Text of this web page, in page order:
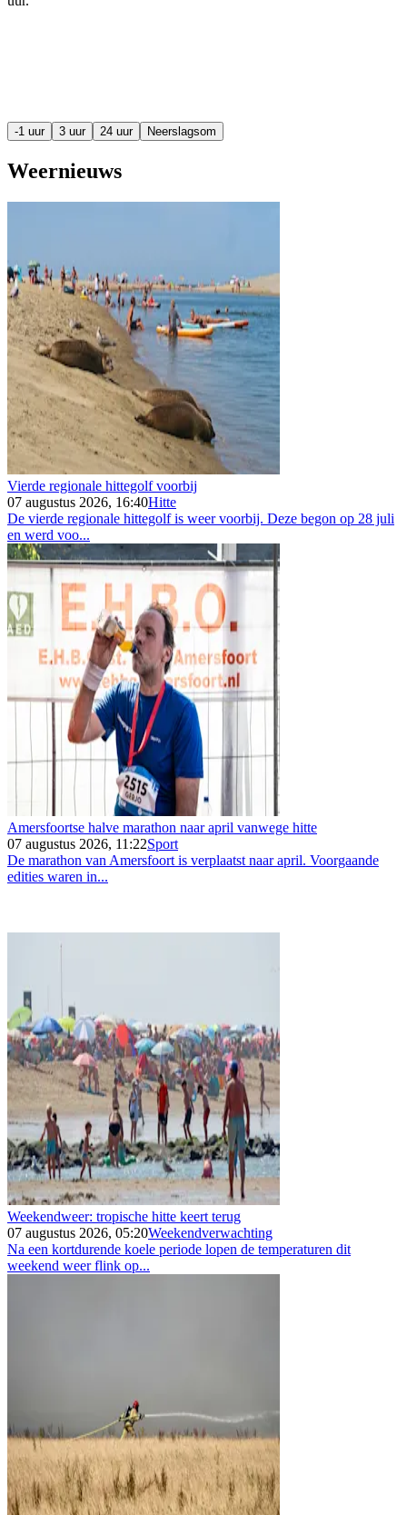
-1 uur 3 uur 24 uur Neerslagsom
Weernieuws
Vierde regionale hittegolf voorbij
07 augustus 2026, 16:40Hitte
De vierde regionale hittegolf is weer voorbij. Deze begon op 28 juli
en werd voo...
Amersfoortse halve marathon naar april vanwege hitte
07 augustus 2026, 11:22Sport
De marathon van Amersfoort is verplaatst naar april. Voorgaande
edities waren in...
Weekendweer: tropische hitte keert terug
07 augustus 2026, 05:20Weekendverwachting
Na een kortdurende koele periode lopen de temperaturen dit
weekend weer flink op...